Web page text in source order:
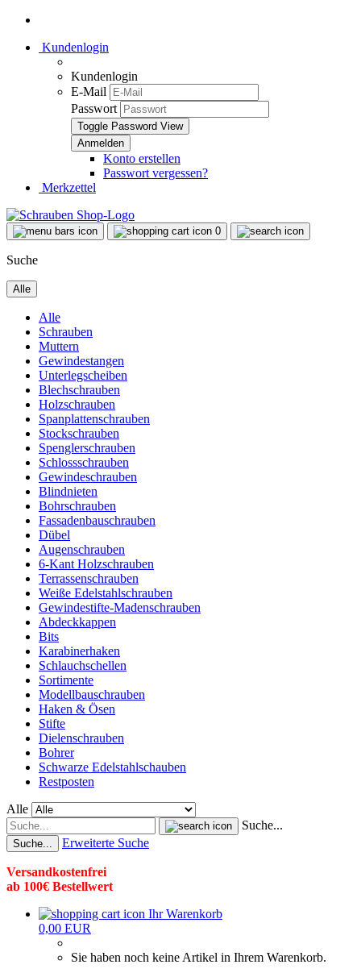
Kundenlogin
Kundenlogin
E-Mail
Passwort
Toggle Password View
Konto erstellen
Passwort vergessen?
Merkzettel
0
Suche
Alle
Alle
Schrauben
Muttern
Gewindestangen
Unterlegscheiben
Blechschrauben
Holzschrauben
Spanplattenschrauben
Stockschrauben
Spenglerschrauben
Schlossschrauben
Gewindeschrauben
Blindnieten
Bohrschrauben
Fassadenbauschrauben
Dübel
Augenschrauben
6-Kant Holzschrauben
Terrassenschrauben
Weiße Edelstahlschrauben
Gewindestifte-Madenschrauben
Abdeckkappen
Bits
Karabinerhaken
Schlauchschellen
Sortimente
Modellbauschrauben
Haken & Ösen
Stifte
Dielenschrauben
Bohrer
Schwarze Edelstahlschauben
Restposten
Alle
Suche...
Suche... Erweiterte Suche
Versandkostenfrei
ab 100€ Bestellwert
Ihr Warenkorb
0,00 EUR
Sie haben noch keine Artikel in Ihrem Warenkorb.